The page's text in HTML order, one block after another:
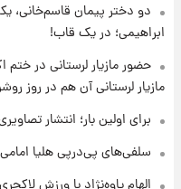
لیونل
۲۳ ساعت پیش
لحظه
جهانی در
دو دختر پیمان قاسم‌خانی، یکی
ابراهیمی؛ در یک قاب!
حضور مازیار لرستانی در ختم
مازیار لرستانی آن هم در روز روشن
برای اولین بار؛ انتشار
سلفی‌های پی‌درپی هلیا امامی